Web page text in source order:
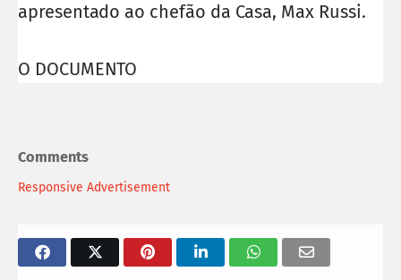
apresentado ao chefão da Casa, Max Russi.
O DOCUMENTO
Comments
Responsive Advertisement